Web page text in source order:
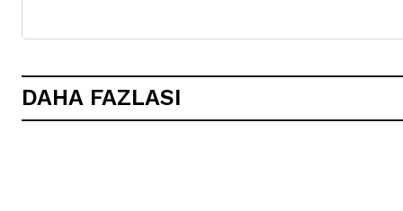
DAHA FAZLASI